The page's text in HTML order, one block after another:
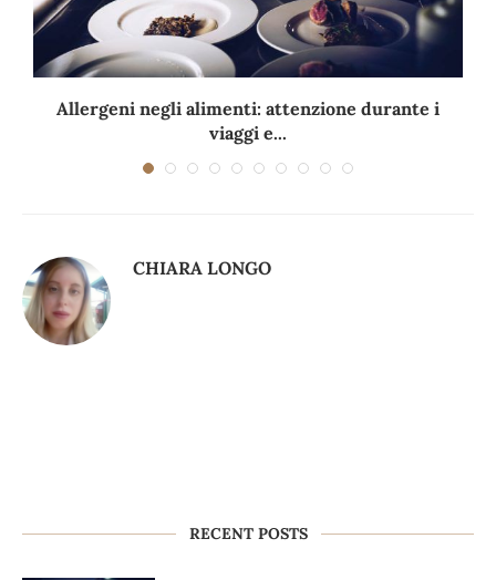
Allergeni negli alimenti: attenzione durante i
viaggi e...
CHIARA LONGO
RECENT POSTS